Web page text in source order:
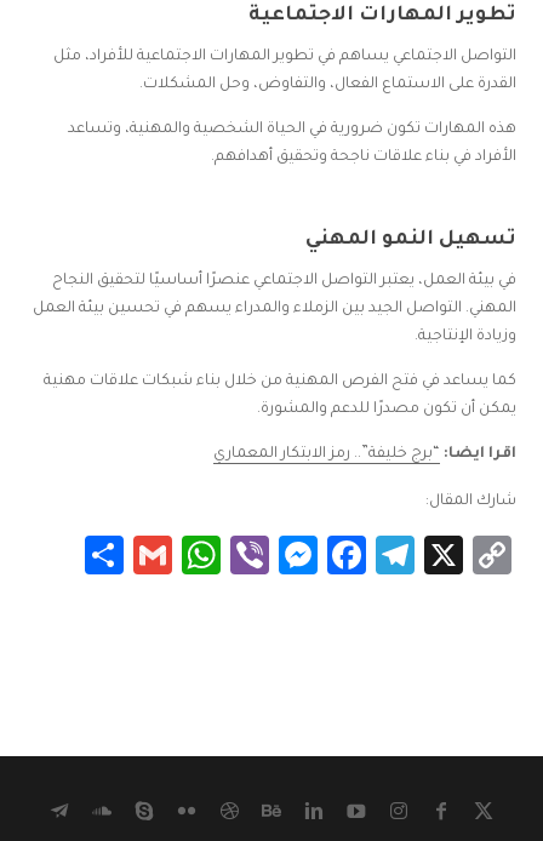
تطوير المهارات الاجتماعية
التواصل الاجتماعي يساهم في تطوير المهارات الاجتماعية للأفراد، مثل
القدرة على الاستماع الفعال، والتفاوض، وحل المشكلات.
هذه المهارات تكون ضرورية في الحياة الشخصية والمهنية، وتساعد
الأفراد في بناء علاقات ناجحة وتحقيق أهدافهم.
تسهيل النمو المهني
في بيئة العمل، يعتبر التواصل الاجتماعي عنصرًا أساسيًا لتحقيق النجاح
المهني. التواصل الجيد بين الزملاء والمدراء يسهم في تحسين بيئة العمل
وزيادة الإنتاجية.
كما يساعد في فتح الفرص المهنية من خلال بناء شبكات علاقات مهنية
يمكن أن تكون مصدرًا للدعم والمشورة.
اقرا ايضا: “برج خليفة”.. رمز الابتكار المعماري
شارك المقال:
Copy
X
Telegram
Facebook
Messenger
Viber
WhatsApp
Gmail